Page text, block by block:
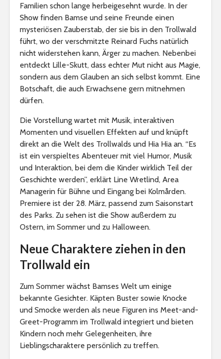
Familien schon lange herbeigesehnt wurde. In der
Show finden Bamse und seine Freunde einen
mysteriösen Zauberstab, der sie bis in den Trollwald
führt, wo der verschmitzte Reinard Fuchs natürlich
nicht widerstehen kann, Ärger zu machen. Nebenbei
entdeckt Lille-Skutt, dass echter Mut nicht aus Magie,
sondern aus dem Glauben an sich selbst kommt. Eine
Botschaft, die auch Erwachsene gern mitnehmen
dürfen.
Die Vorstellung wartet mit Musik, interaktiven
Momenten und visuellen Effekten auf und knüpft
direkt an die Welt des Trollwalds und Hia Hia an. “Es
ist ein verspieltes Abenteuer mit viel Humor, Musik
und Interaktion, bei dem die Kinder wirklich Teil der
Geschichte werden”, erklärt Line Wretlind, Area
Managerin für Bühne und Eingang bei Kolmården.
Premiere ist der 28. März, passend zum Saisonstart
des Parks. Zu sehen ist die Show außerdem zu
Ostern, im Sommer und zu Halloween.
Neue Charaktere ziehen in den
Trollwald ein
Zum Sommer wächst Bamses Welt um einige
bekannte Gesichter. Käpten Buster sowie Knocke
und Smocke werden als neue Figuren ins Meet-and-
Greet-Programm im Trollwald integriert und bieten
Kindern noch mehr Gelegenheiten, ihre
Lieblingscharaktere persönlich zu treffen.